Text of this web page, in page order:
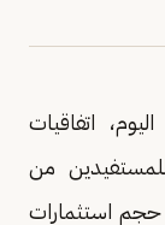
اليوم، اتفاقيات
من
حجم استثمارات